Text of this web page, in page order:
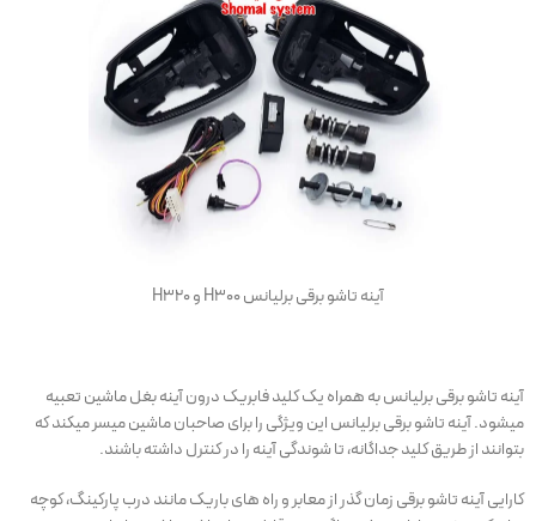
آینه تاشو برقی برلیانس H300 و H320
آینه تاشو برقی برلیانس به همراه یک کلید فابریک درون آینه بغل ماشین تعبیه
میشود. آینه تاشو برقی برلیانس این ویژگی را برای صاحبان ماشین میسر میکند که
بتوانند از طریق کلید جداگانه، تا شوندگی آینه را در کنترل داشته باشند.
کارایی آینه تاشو برقی زمان گذر از معابر و راه های باریک مانند درب پارکینگ، کوچه